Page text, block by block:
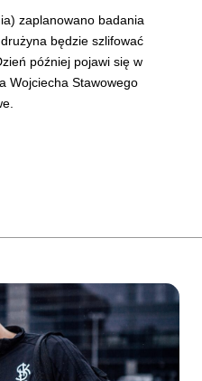
zaplanowano badania
będzie szlifować
później pojawi się w
Wojciecha Stawowego